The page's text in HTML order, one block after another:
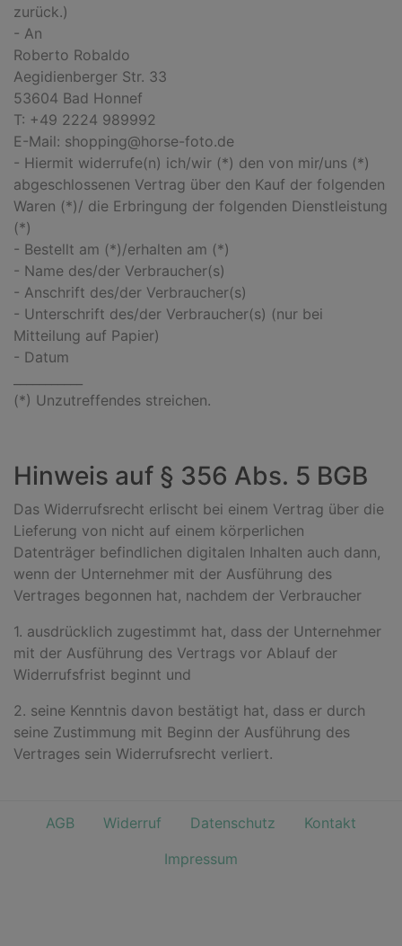
zurück.)
- An
Roberto Robaldo
Aegidienberger Str. 33
53604 Bad Honnef
T: +49 2224 989992
E-Mail: shopping@horse-foto.de
- Hiermit widerrufe(n) ich/wir (*) den von mir/uns (*)
abgeschlossenen Vertrag über den Kauf der folgenden
Waren (*)/ die Erbringung der folgenden Dienstleistung
(*)
- Bestellt am (*)/erhalten am (*)
- Name des/der Verbraucher(s)
- Anschrift des/der Verbraucher(s)
- Unterschrift des/der Verbraucher(s) (nur bei
Mitteilung auf Papier)
- Datum
(*) Unzutreffendes streichen.
Hinweis auf § 356 Abs. 5 BGB
Das Widerrufsrecht erlischt bei einem Vertrag über die
Lieferung von nicht auf einem körperlichen
Datenträger befindlichen digitalen Inhalten auch dann,
wenn der Unternehmer mit der Ausführung des
Vertrages begonnen hat, nachdem der Verbraucher
1. ausdrücklich zugestimmt hat, dass der Unternehmer
mit der Ausführung des Vertrags vor Ablauf der
Widerrufsfrist beginnt und
2. seine Kenntnis davon bestätigt hat, dass er durch
seine Zustimmung mit Beginn der Ausführung des
Vertrages sein Widerrufsrecht verliert.
AGB Widerruf Datenschutz
Kontakt
Impressum